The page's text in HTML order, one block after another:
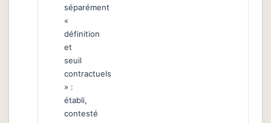
séparément
«
définition
et
seuil
contractuels
» :
établi,
contesté